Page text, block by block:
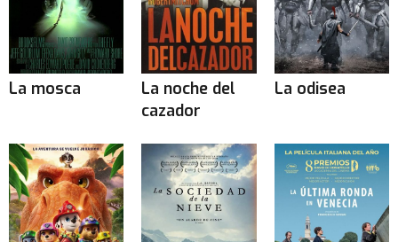
La mosca
La noche del
cazador
La odisea